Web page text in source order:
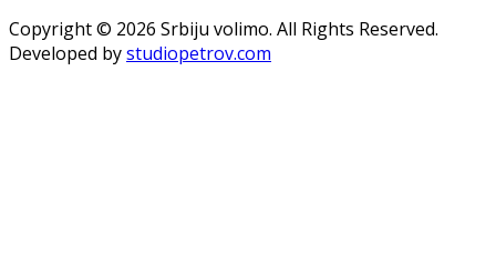
Copyright © 2026 Srbiju volimo. All Rights Reserved.
Developed bystudiopetrov.com